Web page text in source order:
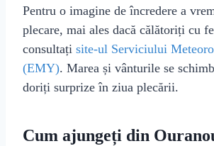
Pentru o imagine de încredere a
plecare, mai ales dacă călătoriți cu
consultați site-ul Serviciului
(EMY). Marea și vânturile se
doriți surprize în ziua plecării.
Cum ajungeți din